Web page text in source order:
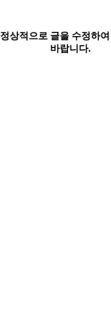
정상적으로 글을 수정하
바랍니다.